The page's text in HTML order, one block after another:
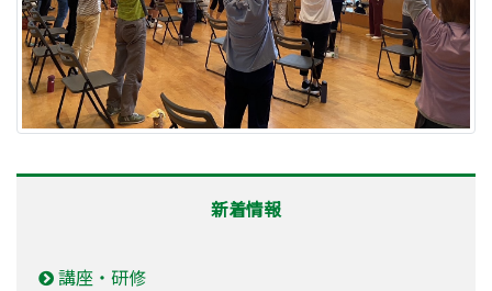
新着情報
講座・研修